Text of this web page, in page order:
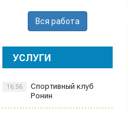
Вся работа
УСЛУГИ
Спортивный клуб
Ронин
16:56